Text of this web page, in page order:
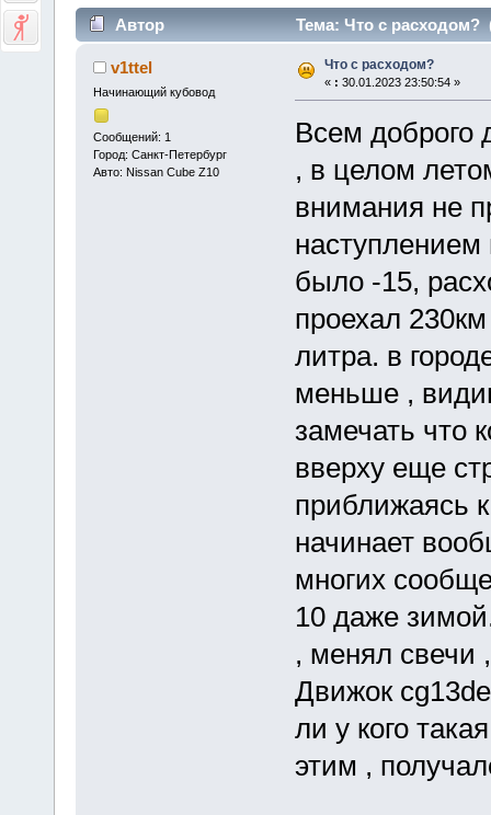
Автор Тема: Что с расходом?
v1ttel
Начинающий кубовод
Сообщений: 1
Город: Санкт-Петербург
Авто: Nissan Cube Z10
Что с расходом?
« : 30.01.2023 23:50:54 »
Всем доброго
, в целом
внимания не
было -15,
проехал
литра. в
меньше ,
замечать что
вверху еще
приближаясь
начинает
многих
10 даже
, менял свечи
Движок
ли у кого
этим ,